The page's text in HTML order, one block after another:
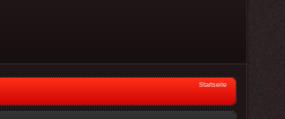
Startseite